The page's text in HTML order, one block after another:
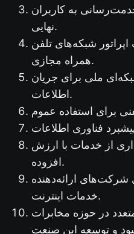
به کاربران
نهایی.
شبکه‌های تلفن
همراه مجازی.
ملی برای جریان
اطلاعات.
از خدمات با ارزش
افزوده.
شرکت‌های ارائه‌دهنده
خدمات اینترنت.
در حوزه مخابرات